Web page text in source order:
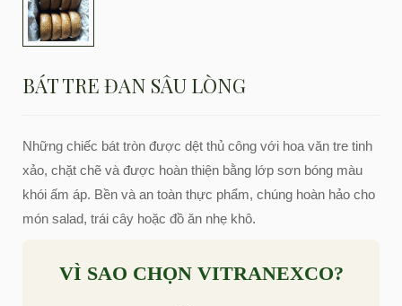
BÁT TRE ĐAN SÂU LÒNG
Những chiếc bát tròn được dệt thủ công với hoa văn tre tinh
xảo, chặt chẽ và được hoàn thiện bằng lớp sơn bóng màu
khói ấm áp. Bền và an toàn thực phẩm, chúng hoàn hảo cho
món salad, trái cây hoặc đồ ăn nhẹ khô.
VÌ SAO CHỌN VITRANEXCO?